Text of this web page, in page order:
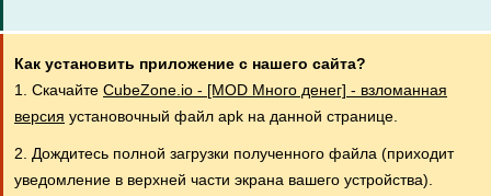
Как установить приложение с нашего сайта?
1. Скачайте CubeZone.io - [MOD Много денег] - взломанная
версия установочный файл apk на данной странице.
2. Дождитесь полной загрузки полученного файла (приходит
уведомление в верхней части экрана вашего устройства).